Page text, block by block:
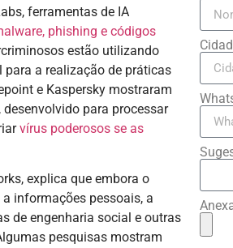
ferramentas de IA
phishing e códigos
estão utilizando
a realização de práticas
e Kaspersky mostraram
para processar
vírus poderosos se as
explica que embora o
informações pessoais, a
de engenharia social e outras
pesquisas mostram